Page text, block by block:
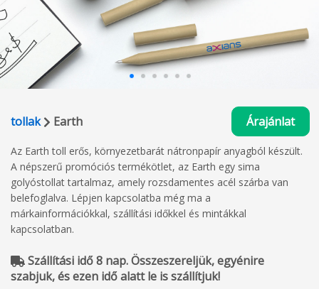
tollak Earth Árajánlat
Az Earth toll erős, környezetbarát nátronpapír anyagból készült.
A népszerű promóciós termékötlet, az Earth egy sima
golyóstollat tartalmaz, amely rozsdamentes acél szárba van
belefoglalva. Lépjen kapcsolatba még ma a
márkainformációkkal, szállítási időkkel és mintákkal
kapcsolatban.
Szállítási idő 8 nap. Összeszereljük, egyénire
szabjuk, és ezen idő alatt le is szállítjuk!